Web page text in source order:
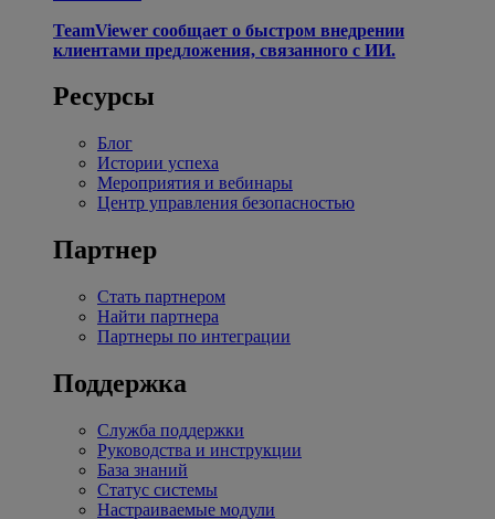
TeamViewer сообщает о быстром внедрении
клиентами предложения, связанного с ИИ.
Ресурсы
Блог
Истории успеха
Мероприятия и вебинары
Центр управления безопасностью
Партнер
Стать партнером
Найти партнера
Партнеры по интеграции
Поддержка
Служба поддержки
Руководства и инструкции
База знаний
Статус системы
Настраиваемые модули